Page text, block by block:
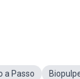
a Passo